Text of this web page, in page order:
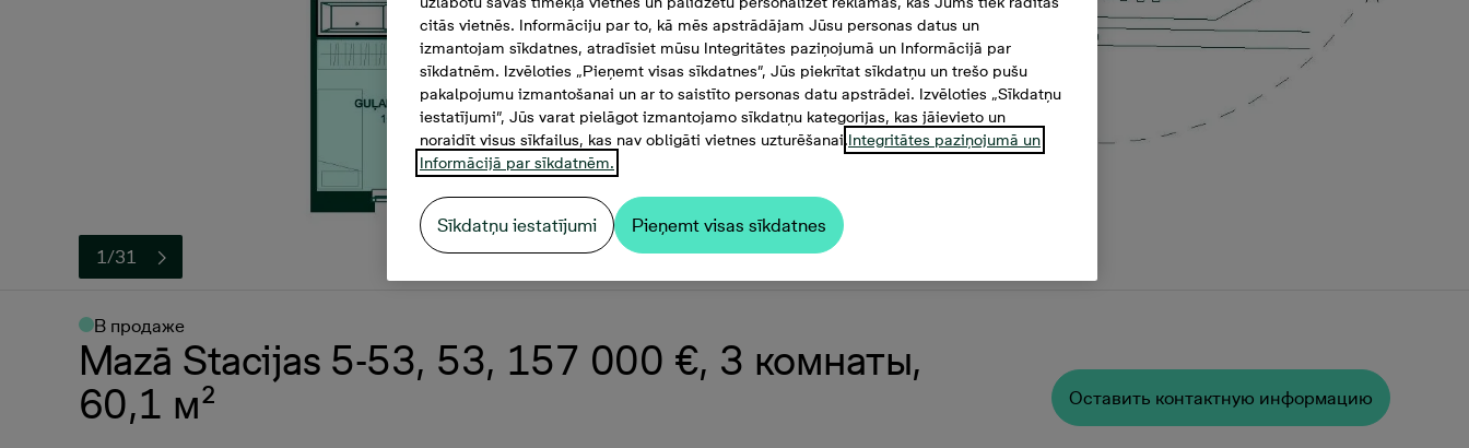
1/31
В продаже
Mazā Stacijas 5-53, 53, 157 000 €, 3 комнаты,
60,1 м²
Oставить контактную информацию
citās vietnēs. Informāciju par to, kā mēs apstrādājam Jūsu personas datus un
izmantojam sīkdatnes, atradīsiet mūsu Integritātes paziņojumā un Informācijā par
sīkdatnēm. Izvēloties „Pieņemt visas sīkdatnes”, Jūs piekrītat sīkdatņu un trešo pušu
pakalpojumu izmantošanai un ar to saistīto personas datu apstrādei. Izvēloties „Sīkdatņu
iestatījumi”, Jūs varat pielāgot izmantojamo sīkdatņu kategorijas, kas jāievieto un
noraidīt visus sīkfailus, kas nav obligāti vietnes uzturēšanai.Integritātes paziņojumā un
Informācijā par sīkdatnēm.
Sīkdatņu iestatījumi Pieņemt visas sīkdatnes